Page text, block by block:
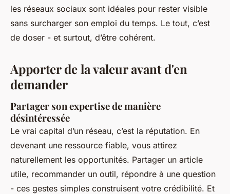
les réseaux sociaux sont idéales pour rester visible
sans surcharger son emploi du temps. Le tout, c’est
de doser - et surtout, d’être cohérent.
Apporter de la valeur avant d'en
demander
Partager son expertise de manière
désintéressée
Le vrai capital d’un réseau, c’est la réputation. En
devenant une ressource fiable, vous attirez
naturellement les opportunités. Partager un article
utile, recommander un outil, répondre à une question
- ces gestes simples construisent votre crédibilité. Et